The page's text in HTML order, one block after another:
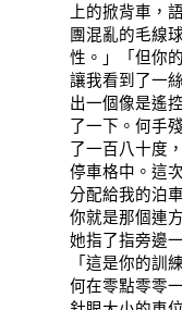
上的掀背車，
團混亂的毛線
性。」「但你
讓我看到了一
出一個像是遙
了一下。何手
了一百八十度
停車格中。這
分配給我的泊
你就是那個連
她指了指旁邊
「這是你的訓
何在零點零零